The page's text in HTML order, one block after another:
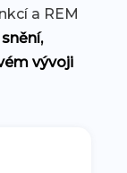
a REM
vývoji